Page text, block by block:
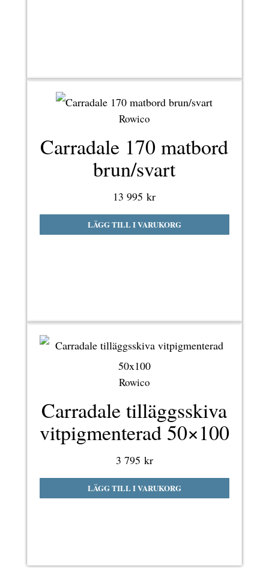
Rowico
Carradale 170 matbord
brun/svart
13 995kr
LÄGG TILL I VARUKORG
Rowico
Carradale tilläggsskiva
vitpigmenterad 50×100
3 795 kr
LÄGG TILL I VARUKORG